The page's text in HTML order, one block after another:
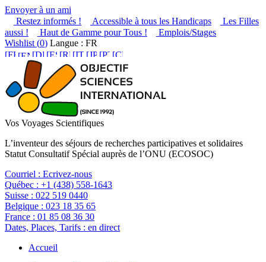
Envoyer à un ami
Restez informés !
Accessible à tous les Handicaps
Les Filles
aussi !
Haut de Gamme pour Tous !
Emplois/Stages
Wishlist (0) Langue : FR
Vos Voyages Scientifiques
L’inventeur des séjours de recherches participatives et solidaires
Statut Consultatif Spécial auprès de l’ONU (ECOSOC)
Courriel : Ecrivez-nous
Québec : +1 (438) 558-1643
Suisse : 022 519 0440
Belgique : 023 18 35 65
France : 01 85 08 36 30
Dates, Places, Tarifs : en direct
Accueil